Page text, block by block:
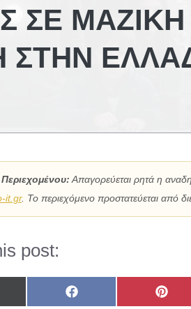
ΣΕ ΜΑΖΙΚΉ
ΣΤΗΝ
Απαγορεύεται ρητά η
it.gr. Το περιεχόμενο προστατεύεται από
post:
Share
Share